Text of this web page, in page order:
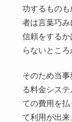
功するもの
者は言葉巧
信頼をする
らないところ
そのため当
る料金シス
ての費用を
て利用が出